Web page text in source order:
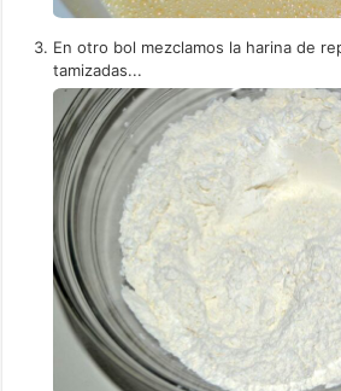
En otro bol mezclamos la harina de
tamizadas...